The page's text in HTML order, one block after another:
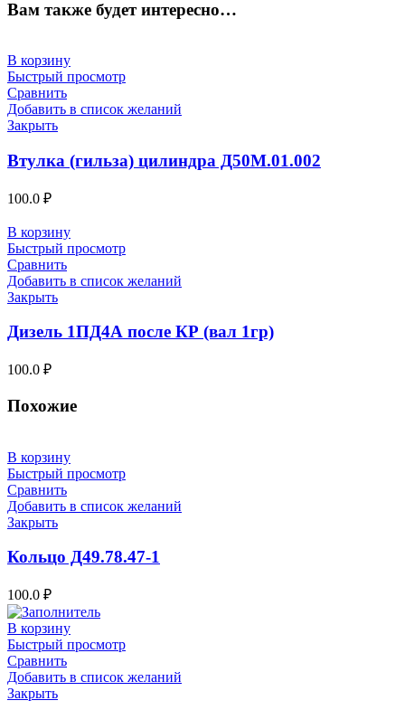
Вам также будет интересно…
В корзину
Быстрый просмотр
Сравнить
Добавить в список желаний
Закрыть
Втулка (гильза) цилиндра Д50М.01.002
100.0 ₽
В корзину
Быстрый просмотр
Сравнить
Добавить в список желаний
Закрыть
Дизель 1ПД4А после КР (вал 1гр)
100.0 ₽
Похожие
В корзину
Быстрый просмотр
Сравнить
Добавить в список желаний
Закрыть
Кольцо Д49.78.47-1
100.0 ₽
В корзину
Быстрый просмотр
Сравнить
Добавить в список желаний
Закрыть